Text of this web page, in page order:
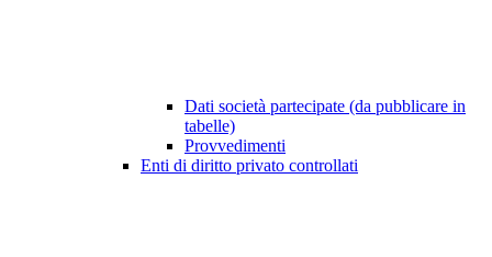
Dati società partecipate (da pubblicare in
tabelle)
Provvedimenti
Enti di diritto privato controllati